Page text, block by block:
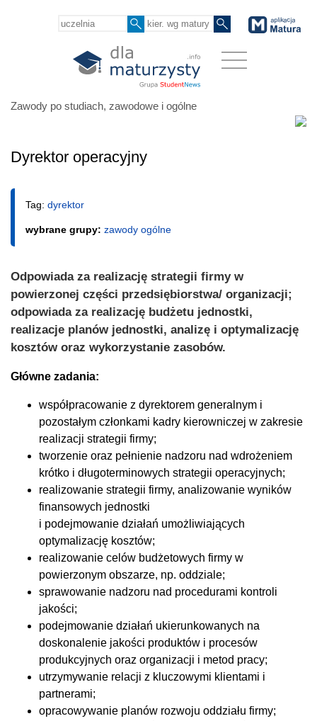
Zawody po studiach, zawodowe i ogólne
Dyrektor operacyjny
Tag: dyrektor
wybrane grupy: zawody ogólne
Odpowiada za realizację strategii firmy w
powierzonej części przedsiębiorstwa/ organizacji;
odpowiada za realizację budżetu jednostki,
realizacje planów jednostki, analizę i optymalizację
kosztów oraz wykorzystanie zasobów.
Główne zadania:
współpracowanie z dyrektorem generalnym i
pozostałym członkami kadry kierowniczej w zakresie
realizacji strategii firmy;
tworzenie oraz pełnienie nadzoru nad wdrożeniem
krótko i długoterminowych strategii operacyjnych;
realizowanie strategii firmy, analizowanie wyników
finansowych jednostki
i podejmowanie działań umożliwiających
optymalizację kosztów;
realizowanie celów budżetowych firmy w
powierzonym obszarze, np. oddziale;
sprawowanie nadzoru nad procedurami kontroli
jakości;
podejmowanie działań ukierunkowanych na
doskonalenie jakości produktów i procesów
produkcyjnych oraz organizacji i metod pracy;
utrzymywanie relacji z kluczowymi klientami i
partnerami;
opracowywanie planów rozwoju oddziału firmy;